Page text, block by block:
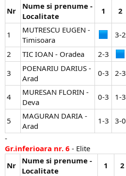
Nr
Nume si prenume -
Localitate
1 2
1
MUTRESCU EUGEN -
Timisoara
3-2​
2
TIC IOAN - Oradea 2-3​
3
POENARIU DARIUS -
Arad
0-3​ 2-3​
4
MURESAN FLORIN -
Deva
0-3​ 1-3​
5
MAGURAN DARIA -
Arad
1-3​ 3-0​
-
Gr.inferioara nr. 6 - Elite
Nr
Nume si prenume -
Localitate
1 2